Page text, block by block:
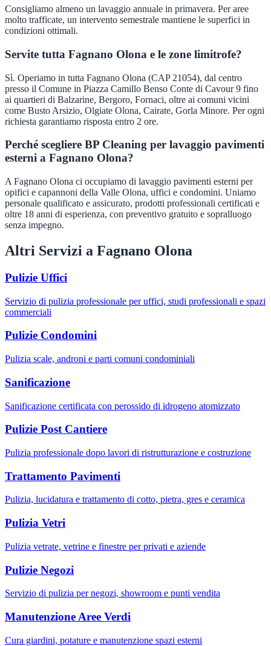
Consigliamo almeno un lavaggio annuale in primavera. Per aree
molto trafficate, un intervento semestrale mantiene le superfici in
condizioni ottimali.
Servite tutta Fagnano Olona e le zone limitrofe?
Sì. Operiamo in tutta Fagnano Olona (CAP 21054), dal centro
presso il Comune in Piazza Camillo Benso Conte di Cavour 9 fino
ai quartieri di Balzarine, Bergoro, Fornaci, oltre ai comuni vicini
come Busto Arsizio, Olgiate Olona, Cairate, Gorla Minore. Per ogni
richiesta garantiamo risposta entro 2 ore.
Perché scegliere BP Cleaning per lavaggio pavimenti
esterni a Fagnano Olona?
A Fagnano Olona ci occupiamo di lavaggio pavimenti esterni per
opifici e capannoni della Valle Olona, uffici e condomini. Uniamo
personale qualificato e assicurato, prodotti professionali certificati e
oltre 18 anni di esperienza, con preventivo gratuito e sopralluogo
senza impegno.
Altri Servizi a Fagnano Olona
Pulizie Uffici
Servizio di pulizia professionale per uffici, studi professionali e spazi
commerciali
Pulizie Condomini
Pulizia scale, androni e parti comuni condominiali
Sanificazione
Sanificazione certificata con perossido di idrogeno atomizzato
Pulizie Post Cantiere
Pulizia professionale dopo lavori di ristrutturazione e costruzione
Trattamento Pavimenti
Pulizia, lucidatura e trattamento di cotto, pietra, gres e ceramica
Pulizia Vetri
Pulizia vetrate, vetrine e finestre per privati e aziende
Pulizie Negozi
Servizio di pulizia per negozi, showroom e punti vendita
Manutenzione Aree Verdi
Cura giardini, potature e manutenzione spazi esterni